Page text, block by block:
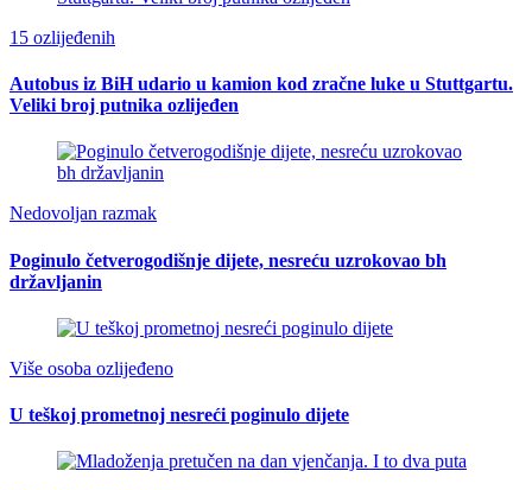
15 ozlijeđenih
Autobus iz BiH udario u kamion kod zračne luke u Stuttgartu.
Veliki broj putnika ozlijeđen
Nedovoljan razmak
Poginulo četverogodišnje dijete, nesreću uzrokovao bh
državljanin
Više osoba ozlijeđeno
U teškoj prometnoj nesreći poginulo dijete